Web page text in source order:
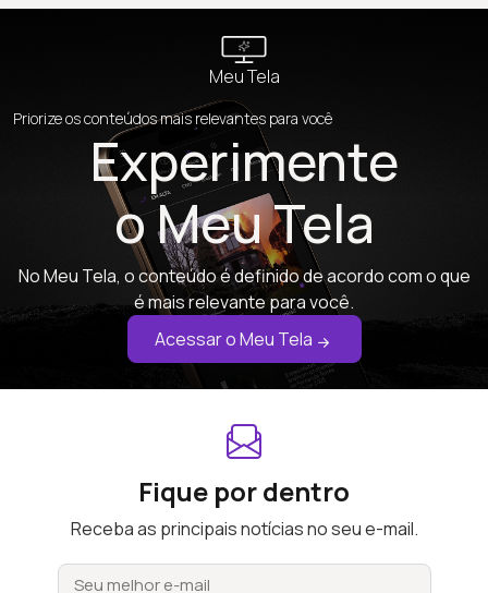
Meu Tela
Priorize os conteúdos mais relevantes para você
Experimente
o Meu Tela
No Meu Tela, o conteúdo é definido de acordo com o que
é mais relevante para você.
Acessar o Meu Tela
Fique por dentro
Receba as principais notícias no seu e-mail.